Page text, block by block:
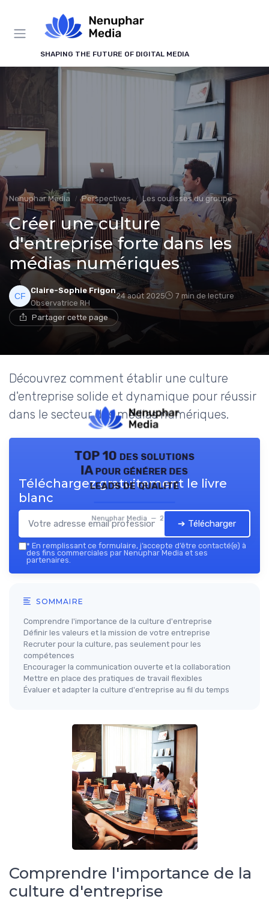
SHAPING THE FUTURE OF DIGITAL MEDIA
Nenuphar Media Perspectives Les coulisses du groupe
Créer une culture
d'entreprise forte dans les
médias numériques
Claire-Sophie Frigon
Observatrice RH
24 août 2025 7 min de lecture
Partager cette page
Découvrez comment établir une culture
d'entreprise solide et dynamique pour réussir
dans le secteur des médias numériques.
TOP 10 des solutions
IA pour générer des
leads de qualité
Nenuphar Media — 2026
Téléchargez gratuitement le livre
blanc
➔ Télécharger
* En remplissant ce formulaire, j’accepte d’être contacté(e) à
des fins commerciales par Nenuphar Media et ses
partenaires.
SOMMAIRE
Comprendre l'importance de la culture d'entreprise
Définir les valeurs et la mission de votre entreprise
Recruter pour la culture, pas seulement pour les
compétences
Encourager la communication ouverte et la collaboration
Mettre en place des pratiques de travail flexibles
Évaluer et adapter la culture d'entreprise au fil du temps
Comprendre l'importance de la
culture d'entreprise